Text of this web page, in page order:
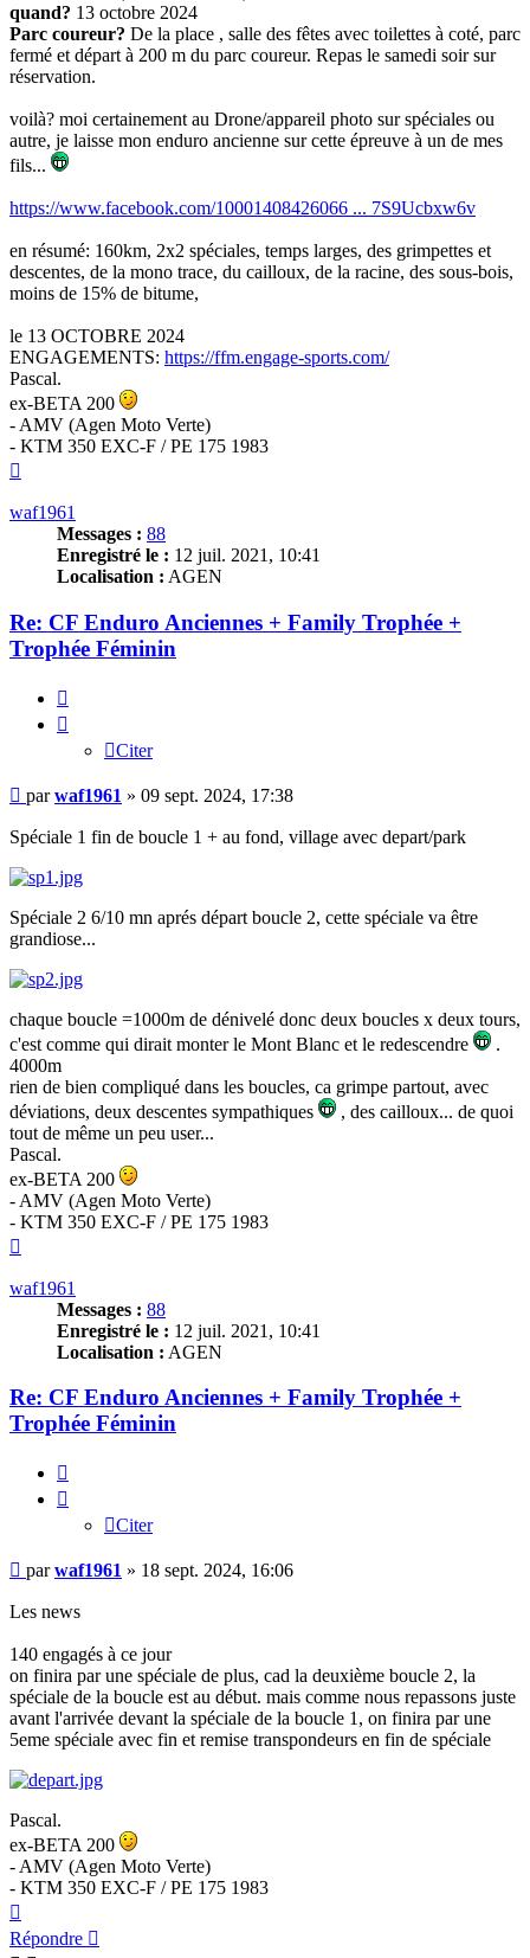
quand? 13 octobre 2024
Parc coureur? De la place , salle des fêtes avec toilettes à coté, parc
fermé et départ à 200 m du parc coureur. Repas le samedi soir sur
réservation.
voilà? moi certainement au Drone/appareil photo sur spéciales ou
autre, je laisse mon enduro ancienne sur cette épreuve à un de mes
fils...
https://www.facebook.com/10001408426066 ... 7S9Ucbxw6v
en résumé: 160km, 2x2 spéciales, temps larges, des grimpettes et
descentes, de la mono trace, du cailloux, de la racine, des sous-bois,
moins de 15% de bitume,
le 13 OCTOBRE 2024
ENGAGEMENTS: https://ffm.engage-sports.com/
Pascal.
ex-BETA 200
- AMV (Agen Moto Verte)
- KTM 350 EXC-F / PE 175 1983
waf1961
Messages : 88
Enregistré le : 12 juil. 2021, 10:41
Localisation : AGEN
Re: CF Enduro Anciennes + Family Trophée +
Trophée Féminin
Citer
Message
parwaf1961 » 09 sept. 2024, 17:38
Spéciale 1 fin de boucle 1 + au fond, village avec depart/park
Spéciale 2 6/10 mn aprés départ boucle 2, cette spéciale va être
grandiose...
chaque boucle =1000m de dénivelé donc deux boucles x deux tours,
c'est comme qui dirait monter le Mont Blanc et le redescendre
.
4000m
rien de bien compliqué dans les boucles, ca grimpe partout, avec
déviations, deux descentes sympathiques
, des cailloux... de quoi
tout de même un peu user...
Pascal.
ex-BETA 200
- AMV (Agen Moto Verte)
- KTM 350 EXC-F / PE 175 1983
waf1961
Messages : 88
Enregistré le : 12 juil. 2021, 10:41
Localisation : AGEN
Re: CF Enduro Anciennes + Family Trophée +
Trophée Féminin
Citer
Message
parwaf1961 » 18 sept. 2024, 16:06
Les news
140 engagés à ce jour
on finira par une spéciale de plus, cad la deuxième boucle 2, la
spéciale de la boucle est au début. mais comme nous repassons juste
avant l'arrivée devant la spéciale de la boucle 1, on finira par une
5eme spéciale avec fin et remise transpondeurs en fin de spéciale
Pascal.
ex-BETA 200
- AMV (Agen Moto Verte)
- KTM 350 EXC-F / PE 175 1983
Répondre